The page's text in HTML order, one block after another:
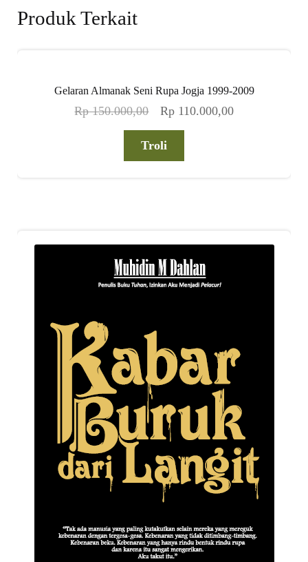
Produk Terkait
Gelaran Almanak Seni Rupa Jogja 1999-2009
Rp150.000,00
Harga
adalah:
Rp110.000,00Harga
Troli